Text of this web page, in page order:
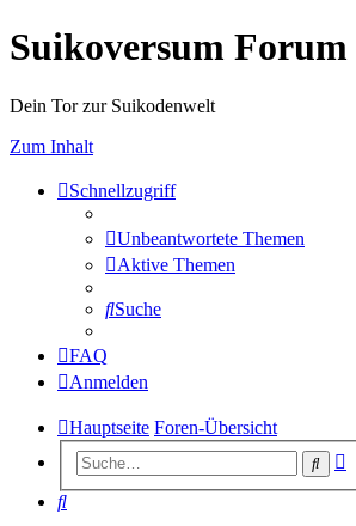
Suikoversum Forum
Dein Tor zur Suikodenwelt
Zum Inhalt
Schnellzugriff
Unbeantwortete Themen
Aktive Themen
Suche
FAQ
Anmelden
Hauptseite Foren-Übersicht
Suche
Suche